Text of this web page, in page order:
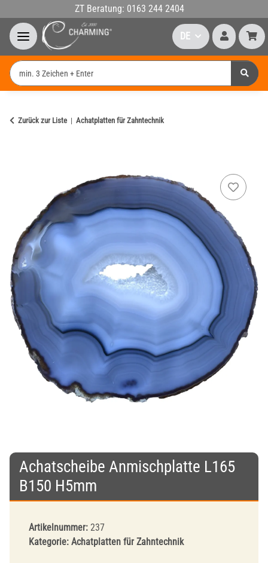
ZT Beratung: 0163 244 2404
DE
Zurück zur Liste Achatplatten für Zahntechnik
Achatscheibe Anmischplatte L165
B150 H5mm
Artikelnummer: 237
Kategorie: Achatplatten für Zahntechnik